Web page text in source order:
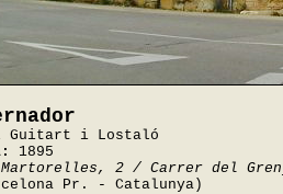
Guitart i Lostaló
1895
Martorelles, 2 / Carrer del
Pr. - Catalunya)